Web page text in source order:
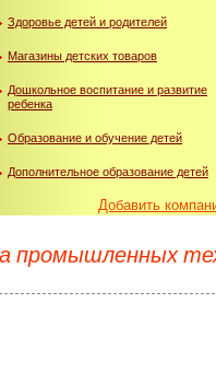
Здоровье детей и родителей
Магазины детских товаров
Дошкольное воспитание и развитие
ребенка
Образование и обучение детей
Дополнительное образование детей
Добавить
промышленных